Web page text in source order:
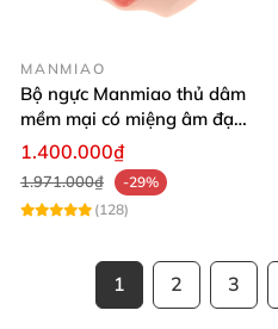
MANMIAO
Bộ ngực Manmiao thủ dâm
mềm mại có miệng âm đạo
thật
1.400.000₫
1.971.000₫
-29%
(128)
1 2 3